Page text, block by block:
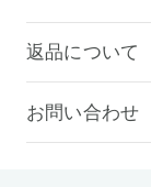
返品について
お問い合わせ